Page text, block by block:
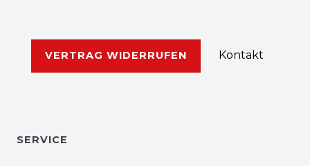
VERTRAG WIDERRUFEN Kontakt
SERVICE